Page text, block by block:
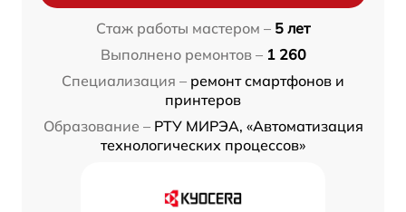
Стаж работы мастером – 5 лет
Выполнено ремонтов – 1 260
Специализация – ремонт смартфонов и
принтеров
Образование – РТУ МИРЭА, «Автоматизация
технологических процессов»